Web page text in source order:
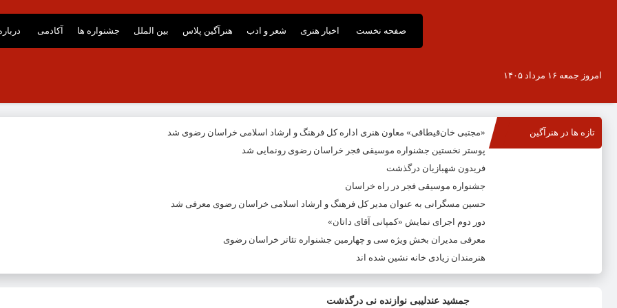
صفحه نخست اخبار هنری شعر و ادب هنرآگین پلاس بین الملل جشنواره ها آکادمی
امروز جمعه ۱۶ مرداد ۱۴۰۵
تازه ها در هنرآگین
«مجتبی خان‌قیطاقی» معاون هنری اداره کل فرهنگ و ارشاد اسلامی خراسان رضوی شد
پوستر نخستین جشنواره موسیقی فجر خراسان رضوی رونمایی شد
فریدون شهبازیان درگذشت
جشنواره موسیقی فجر در راه خراسان
حسین مسگرانی به عنوان مدیر کل فرهنگ و ارشاد اسلامی خراسان رضوی معرفی شد
دور دوم اجرای نمایش «کمپانی آقای داتان»
معرفی مدیران بخش ویژه سی و چهارمین جشنواره تئاتر خراسان رضوی
هنرمندان زیادی خانه نشین شده اند
جمشید عندلیبی نوازنده نی درگذشت